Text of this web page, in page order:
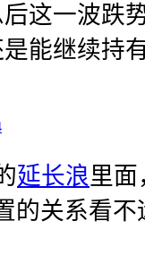
这一波跌
能继续持
延长浪里
的关系看